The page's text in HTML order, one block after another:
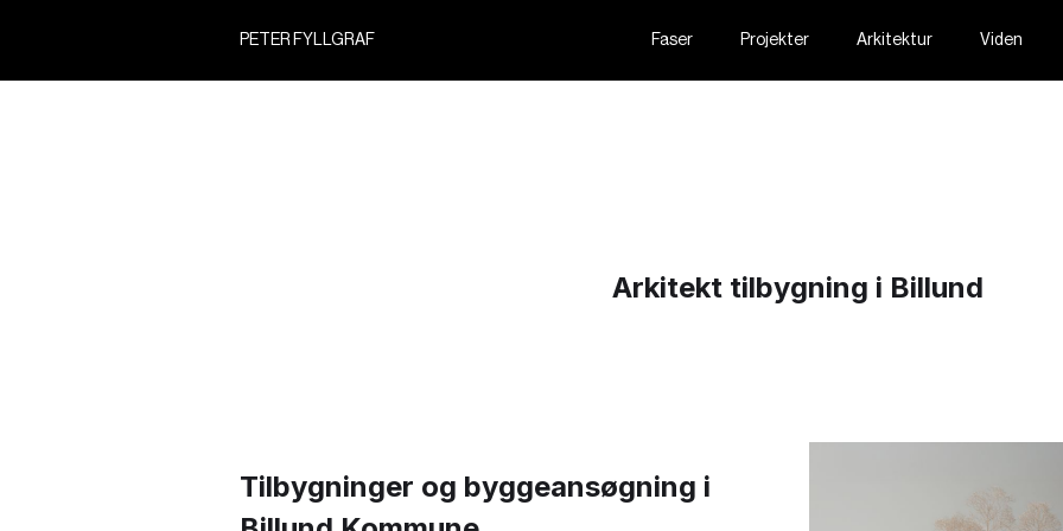
PETER FYLLGRAF Faser Projekter Arkitektur Viden
Arkitekt tilbygning i Billund
Tilbygninger og byggeansøgning i